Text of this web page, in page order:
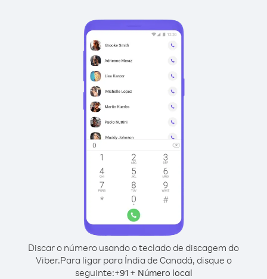
Discar o número usando o teclado de discagem do
Viber.Para ligar para Índia de Canadá, disque o
seguinte:+91+ Número local